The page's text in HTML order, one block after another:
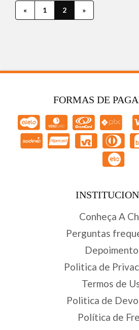
« 1 2 »
FORMAS DE
Conheça A
Perguntas
Politica de
Termos de
Politica de
Política de